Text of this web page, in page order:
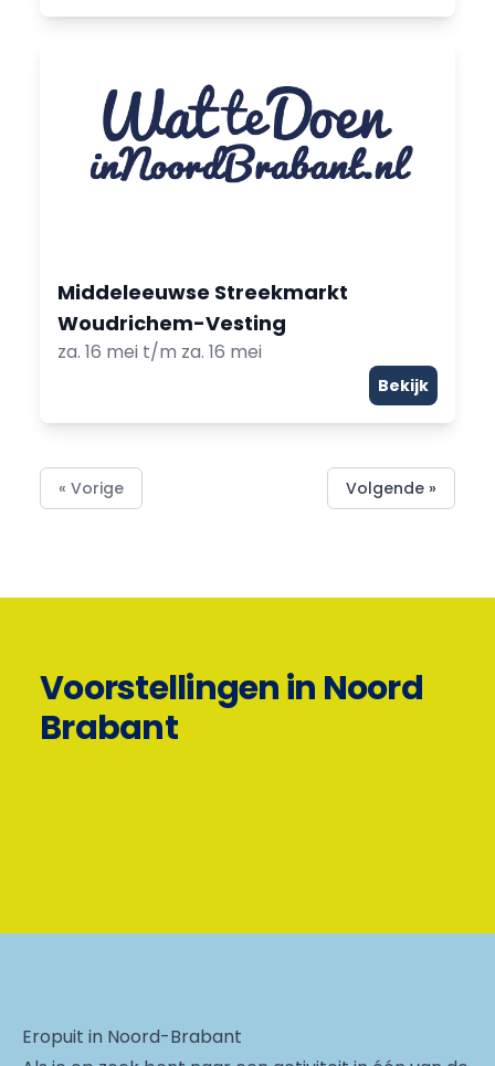
Middeleeuwse Streekmarkt
Woudrichem-Vesting
za. 16 mei t/m za. 16 mei
Bekijk
« Vorige Volgende »
Voorstellingen in Noord
Brabant
Eropuit in Noord-Brabant